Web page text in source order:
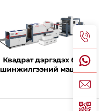
Квадрат дэргэдэх баг
шинжилгээний машин
тэмдэгт бичих машинтай